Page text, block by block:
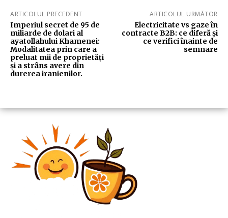
ARTICOLUL PRECEDENT
Imperiul secret de 95 de
miliarde de dolari al
ayatollahului Khamenei:
Modalitatea prin care a
preluat mii de proprietăți
și a strâns avere din
durerea iranienilor.
ARTICOLUL URMĂTOR
Electricitate vs gaze în
contracte B2B: ce diferă și
ce verifici înainte de
semnare